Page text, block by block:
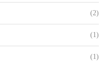
(2)
(1)
(1)